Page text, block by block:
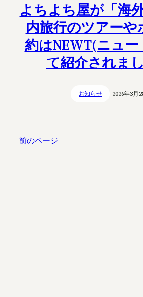
よちよち屋が「海
内旅行のツアーや
約はNEWT(ニュ
て紹介されま
お知らせ 2026年3月
前のページ